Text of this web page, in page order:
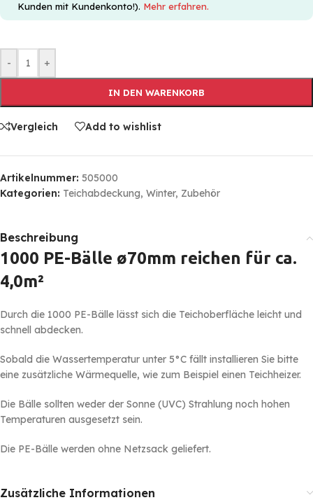
Kunden mit Kundenkonto!). Mehr erfahren.
- +
IN DEN WARENKORB
Vergleich Add to wishlist
Artikelnummer: 505000
Kategorien: Teichabdeckung, Winter, Zubehör
Beschreibung
1000 PE-Bälle ø70mm reichen für ca.
4,0m²
Durch die 1000 PE-Bälle lässt sich die Teichoberfläche leicht und
schnell abdecken.
Sobald die Wassertemperatur unter 5°C fällt installieren Sie bitte
eine zusätzliche Wärmequelle, wie zum Beispiel einen Teichheizer.
Die Bälle sollten weder der Sonne (UVC) Strahlung noch hohen
Temperaturen ausgesetzt sein.
Die PE-Bälle werden ohne Netzsack geliefert.
Zusätzliche Informationen